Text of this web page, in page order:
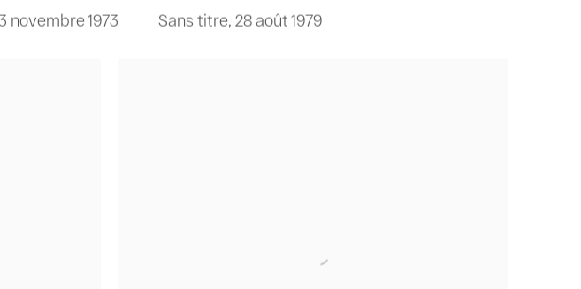
novembre 1973 Sans titre,28 août 1979